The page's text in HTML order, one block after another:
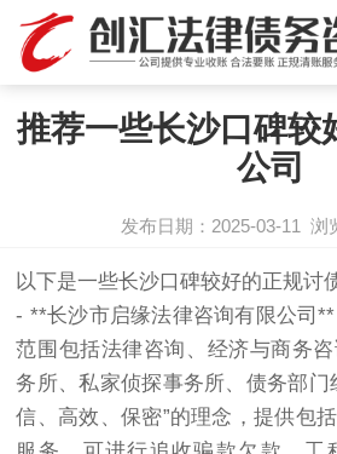
推荐一些长沙口碑较
公司
发布日期：2025-03-11 浏
以下是一些长沙口碑较好的正规讨
- **长沙市启缘法律咨询有限公司
范围包括法律咨询、经济与商务
务所、私家侦探事务所、债务部门
信、高效、保密”的理念，提供包